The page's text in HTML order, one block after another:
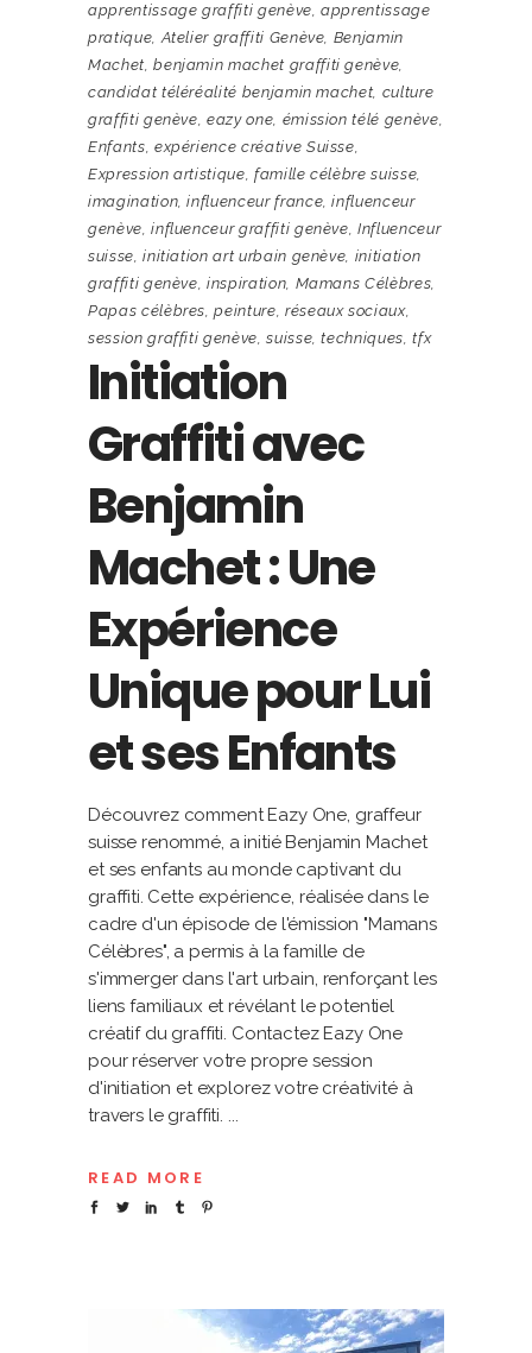
apprentissage graffiti genève,apprentissage
pratique,Atelier graffiti Genève, Benjamin
Machet,benjamin machet graffiti genève,
candidat téléréalité benjamin machet, culture
graffiti genève,eazy one, émission télé genève,
Enfants, expérience créative Suisse,
Expression artistique, famille célèbre suisse,
imagination,influenceur france,influenceur
genève,influenceur graffiti genève,Influenceur
suisse,initiation art urbain genève, initiation
graffiti genève,inspiration, Mamans Célèbres,
Papas célèbres,peinture, réseaux sociaux,
session graffiti genève,suisse,techniques,tfx
Initiation
Graffiti avec
Benjamin
Machet : Une
Expérience
Unique pour Lui
et ses Enfants
Découvrez comment Eazy One, graffeur
suisse renommé, a initié Benjamin Machet
et ses enfants au monde captivant du
graffiti. Cette expérience, réalisée dans le
cadre d'un épisode de l'émission "Mamans
Célèbres", a permis à la famille de
s'immerger dans l'art urbain, renforçant les
liens familiaux et révélant le potentiel
créatif du graffiti. Contactez Eazy One
pour réserver votre propre session
d'initiation et explorez votre créativité à
travers le graffiti.
READ MORE